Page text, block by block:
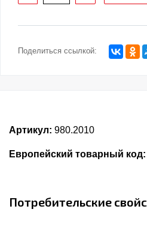
Поделиться ссылкой:
Артикул: 980.2010
Европейский товарный код:
Потребительские